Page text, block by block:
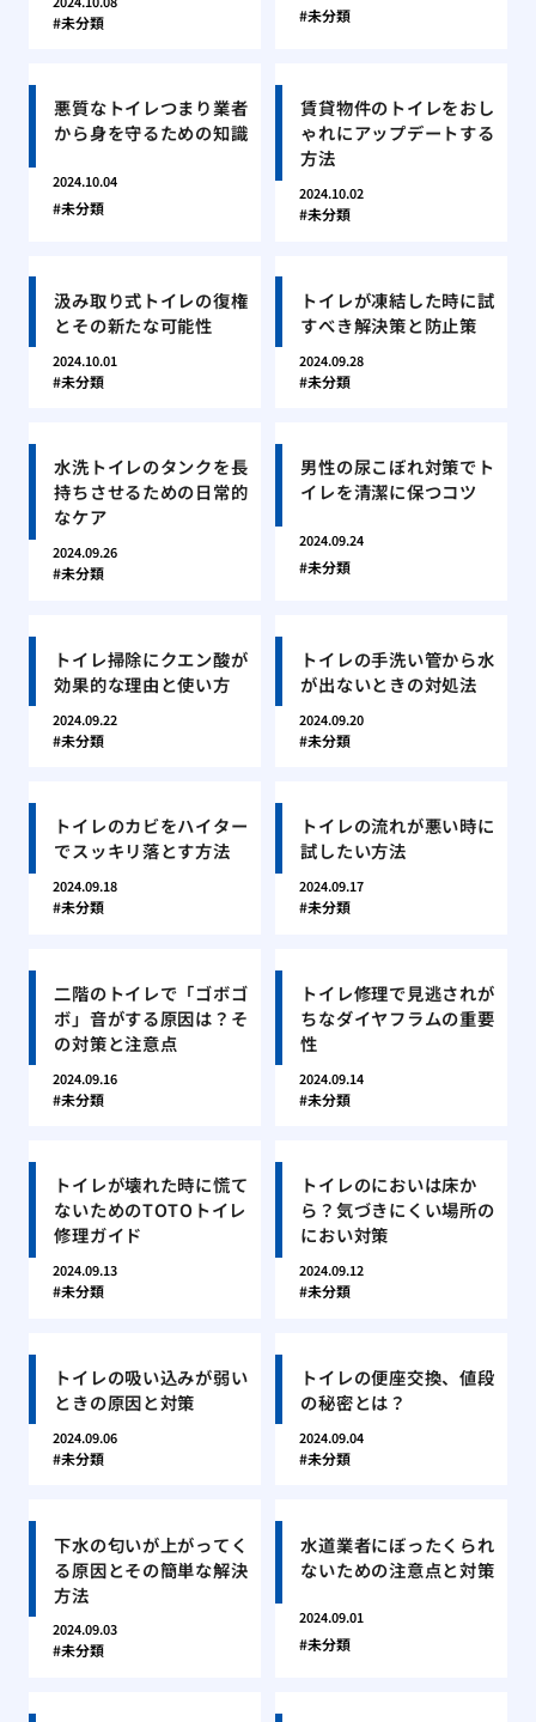
未分類 未分類
悪質なトイレつまり業者
から身を守るための知識
2024.10.04
未分類
賃貸物件のトイレをおし
ゃれにアップデートする
方法
2024.10.02
未分類
汲み取り式トイレの復権
とその新たな可能性
2024.10.01
未分類
トイレが凍結した時に試
すべき解決策と防止策
2024.09.28
未分類
水洗トイレのタンクを長
持ちさせるための日常的
なケア
2024.09.26
未分類
男性の尿こぼれ対策でト
イレを清潔に保つコツ
2024.09.24
未分類
トイレ掃除にクエン酸が
効果的な理由と使い方
2024.09.22
未分類
トイレの手洗い管から水
が出ないときの対処法
2024.09.20
未分類
トイレのカビをハイター
でスッキリ落とす方法
2024.09.18
未分類
トイレの流れが悪い時に
試したい方法
2024.09.17
未分類
二階のトイレで「ゴボゴ
ボ」音がする原因は？そ
の対策と注意点
2024.09.16
未分類
トイレ修理で見逃されが
ちなダイヤフラムの重要
性
2024.09.14
未分類
トイレが壊れた時に慌て
ないためのTOTOトイレ
修理ガイド
2024.09.13
未分類
トイレのにおいは床か
ら？気づきにくい場所の
におい対策
2024.09.12
未分類
トイレの吸い込みが弱い
ときの原因と対策
2024.09.06
未分類
トイレの便座交換、値段
の秘密とは？
2024.09.04
未分類
下水の匂いが上がってく
る原因とその簡単な解決
方法
2024.09.03
未分類
水道業者にぼったくられ
ないための注意点と対策
2024.09.01
未分類